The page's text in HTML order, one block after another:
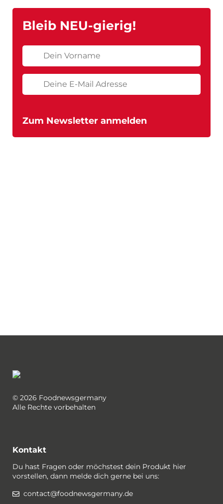
Bleib NEU-gierig!
© 2026 Foodnewsgermany
Alle Rechte vorbehalten
Kontakt
Du hast Fragen oder möchstest dein Produkt hier
vorstellen, dann melde dich gerne bei uns:
contact@foodnewsgermany.de